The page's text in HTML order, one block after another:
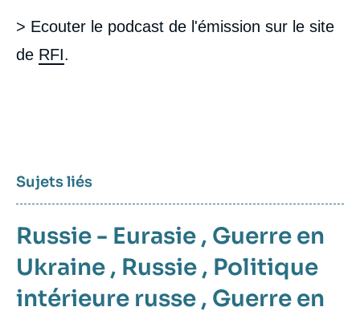
> Ecouter le podcast de l'émission sur le site
de RFI.
Sujets liés
Russie - Eurasie , Guerre en
Ukraine , Russie , Politique
intérieure russe , Guerre en